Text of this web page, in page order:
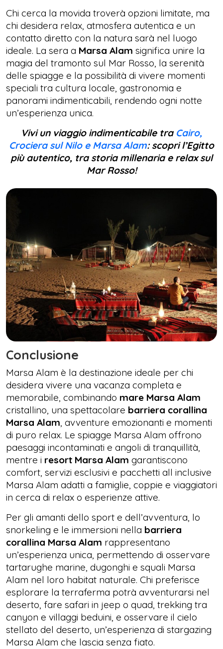
Chi cerca la movida troverà opzioni limitate, ma
chi desidera relax, atmosfera autentica e un
contatto diretto con la natura sarà nel luogo
ideale. La sera a Marsa Alam significa unire la
magia del tramonto sul Mar Rosso, la serenità
delle spiagge e la possibilità di vivere momenti
speciali tra cultura locale, gastronomia e
panorami indimenticabili, rendendo ogni notte
un’esperienza unica.
Vivi un viaggio indimenticabile tra Cairo,
Crociera sul Nilo e Marsa Alam: scopri l’Egitto
più autentico, tra storia millenaria e relax sul
Mar Rosso!
Conclusione
Marsa Alam è la destinazione ideale per chi
desidera vivere una vacanza completa e
memorabile, combinando mare Marsa Alam
cristallino, una spettacolare barriera corallina
Marsa Alam, avventure emozionanti e momenti
di puro relax. Le spiagge Marsa Alam offrono
paesaggi incontaminati e angoli di tranquillità,
mentre i resort Marsa Alam garantiscono
comfort, servizi esclusivi e pacchetti all inclusive
Marsa Alam adatti a famiglie, coppie e viaggiatori
in cerca di relax o esperienze attive.
Per gli amanti dello sport e dell’avventura, lo
snorkeling e le immersioni nella barriera
corallina Marsa Alam rappresentano
un’esperienza unica, permettendo di osservare
tartarughe marine, dugonghi e squali Marsa
Alam nel loro habitat naturale. Chi preferisce
esplorare la terraferma potrà avventurarsi nel
deserto, fare safari in jeep o quad, trekking tra
canyon e villaggi beduini, e osservare il cielo
stellato del deserto, un’esperienza di stargazing
Marsa Alam che lascia senza fiato.